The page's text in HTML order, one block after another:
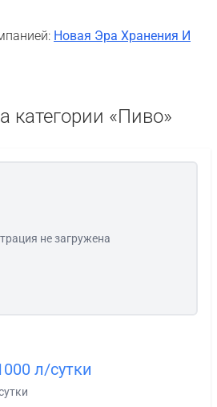
Новая Эра Хранения И
категории «Пиво»
не загружена
л/сутки